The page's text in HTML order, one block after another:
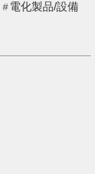
電化製品/設備